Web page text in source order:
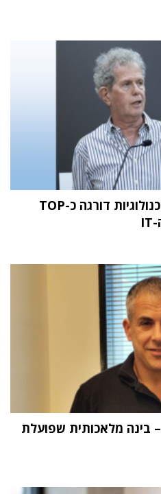
מחקר STKI השנתי: וואן טכנולוגיות דורגה כ-TOP
"העתיד הוא Physical AI – בינה מלאכותית שפועלת